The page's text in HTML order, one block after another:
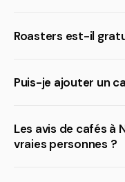
Roasters est-il
Puis-je ajouter un
Les avis de cafés à
vraies personnes ?